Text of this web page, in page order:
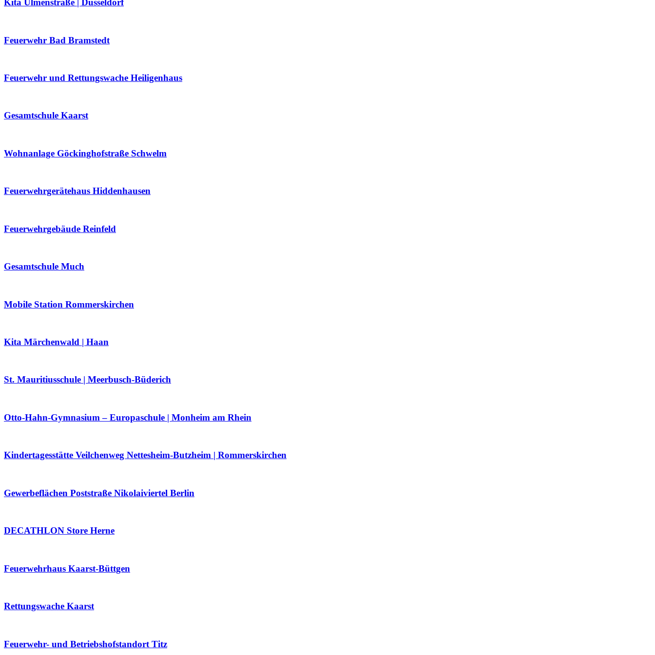
Kita Ulmenstraße | Düsseldorf
Feuerwehr Bad Bramstedt
Feuerwehr und Rettungswache Heiligenhaus
Gesamtschule Kaarst
Wohnanlage Göckinghofstraße Schwelm
Feuerwehrgerätehaus Hiddenhausen
Feuerwehrgebäude Reinfeld
Gesamtschule Much
Mobile Station Rommerskirchen
Kita Märchenwald | Haan
St. Mauritiusschule | Meerbusch-Büderich
Otto-Hahn-Gymnasium – Europaschule | Monheim am Rhein
Kindertagesstätte Veilchenweg Nettesheim-Butzheim | Rommerskirchen
Gewerbeflächen Poststraße Nikolaiviertel Berlin
DECATHLON Store Herne
Feuerwehrhaus Kaarst-Büttgen
Rettungswache Kaarst
Feuerwehr- und Betriebshofstandort Titz